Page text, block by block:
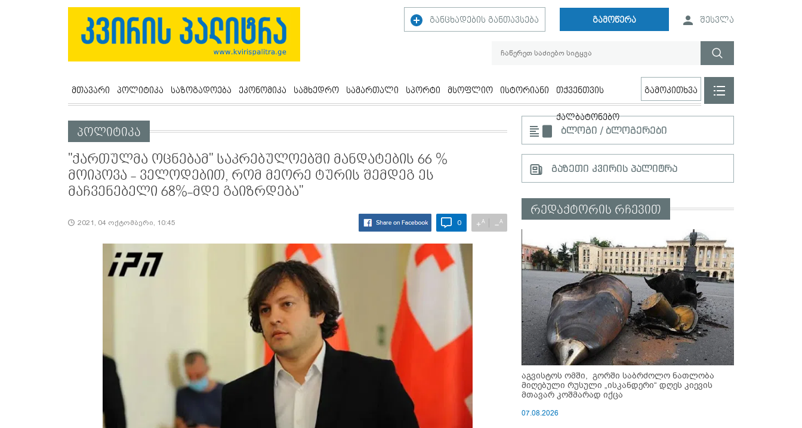
განცხადების განთავსება გამოწერა შესვლა
მთავარი პოლიტიკა საზოგადოება ეკონომიკა სამხედრო სამართალი სპორტი მსოფლიო ისტორიანი თქვენთვის
ქალბატონებო
გამოკითხვა
პოლიტიკა
"ქართულმა ოცნებამ" საკრებულოებში მანდატების 66 %
მოიპოვა - ველოდებით, რომ მეორე ტურის შემდეგ ეს
მაჩვენებელი 68%-მდე გაიზრდება"
2021, 04 ოქტომბერი, 10:45 0 +A −A
ბლოგი / ბლოგერები
გაზეთი კვირის პალიტრა
რედაქტორის რჩევით
აგვისტოს ომში, გორში საბრძოლო ნათლობა
მიღებული რუსული „ისკანდერი“ დღეს კიევის
მთავარ კოშმარად იქცა
07.08.2026